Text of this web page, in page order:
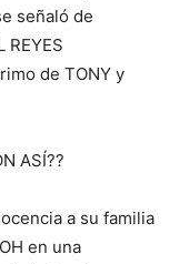
señaló de
de TONY y
ASÍ??
a su familia
en una